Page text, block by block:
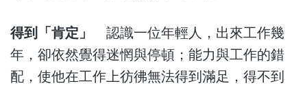
得到「肯定」
認識一位年輕人，出來工作幾
年，卻依然覺得迷惘與停頓；能力與工作的錯
配，使他在工作上彷彿無法得到滿足，得不到